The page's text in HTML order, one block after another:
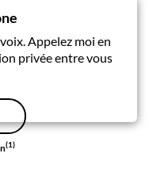
Appelez moi en
privée entre vous
(1)